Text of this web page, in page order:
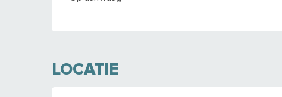
LOCATIE